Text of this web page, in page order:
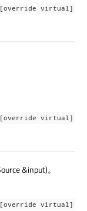
[override virtual]
[override virtual]
&input)。
[override virtual]